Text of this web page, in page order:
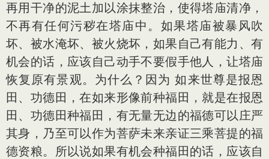
再用干净的泥土加以涂抹整治，使得塔庙清净，
不再有任何污秽在塔庙中。如果塔庙被暴风吹
坏、被水淹坏、被火烧坏，如果自己有能力、有
机会的话，应该自己动手不要假手他人，让塔庙
恢复原有景观。为什么？因为 如来世尊是报恩
田、功德田，在如来形像前种福田，就是在报恩
田、功德田种福田，有无量无边的福德可以庄严
其身，乃至可以作为菩萨未来亲证三乘菩提的福
德资粮。所以说如果有机会种福田的话，应该自